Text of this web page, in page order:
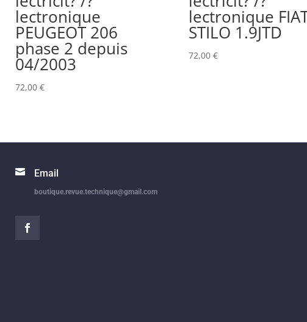
lectronique
PEUGEOT 206
phase 2 depuis
04/2003
72,00 €
lectronique
STILO 1.9JTD
72,00 €
 Email
boutique.revue.technique@gmail.com